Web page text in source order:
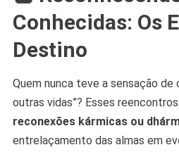
Conhecidas: Os
Destino
Quem nunca teve a sensação de
outras vidas”? Esses
reconexões kármicas ou
entrelaçamento das almas em